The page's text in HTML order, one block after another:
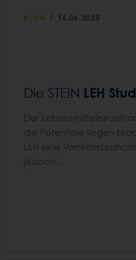
BLOG / 16.06.2025
Die STEIN LEH
Der
die Potentiale liegen
LEH eine
jedoch…